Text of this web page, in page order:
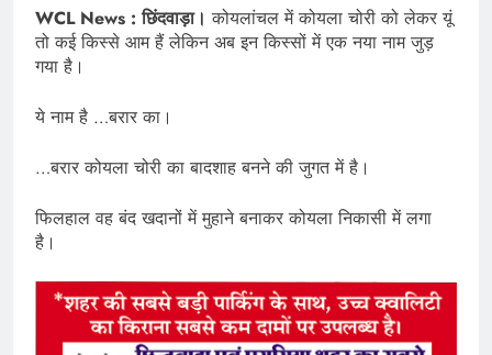
WCL News : छिंदवाड़ा। कोयलांचल में कोयला चोरी को लेकर यूं
तो कई किस्से आम हैं लेकिन अब इन किस्सों में एक नया नाम जुड़
गया है।
ये नाम है …बरार का।
…बरार कोयला चोरी का बादशाह बनने की जुगत में है।
फिलहाल वह बंद खदानों में मुहाने बनाकर कोयला निकासी में लगा
है।